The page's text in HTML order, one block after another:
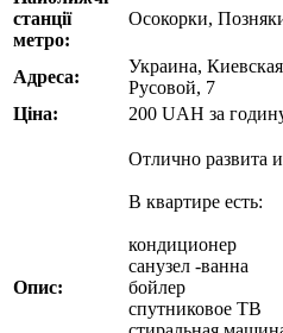
станції
метро:
Осокорки,
Адреса:
Украина,
Русовой, 7
Ціна:
200 UAH за
Опис:
Отлично развита
В квартире есть:
кондиционер
санузел -ванна
бойлер
спутниковое ТВ